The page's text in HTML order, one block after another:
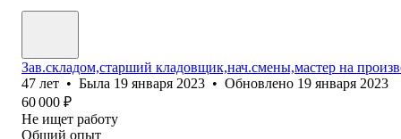
Зав.складом,старший кладовщик,нач.смены,мастер на
47 лет • Была 19 января 2023 • Обновлено 19 января 2023
60 000 ₽
Не ищет работу
Общий опыт